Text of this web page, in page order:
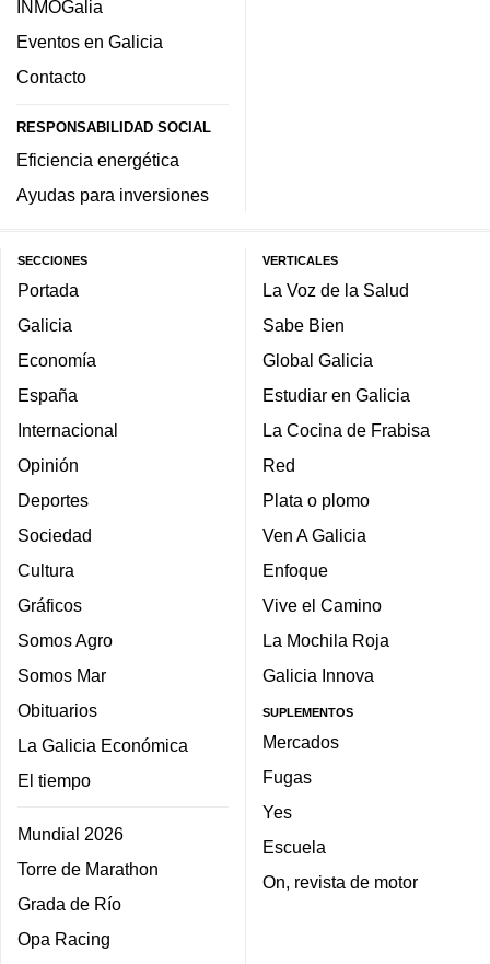
INMOGalia
Eventos en Galicia
Contacto
RESPONSABILIDAD SOCIAL
Eficiencia energética
Ayudas para inversiones
SECCIONES
Portada
Galicia
Economía
España
Internacional
Opinión
Deportes
Sociedad
Cultura
Gráficos
Somos Agro
Somos Mar
Obituarios
La Galicia Económica
El tiempo
Mundial 2026
Torre de Marathon
Grada de Río
Opa Racing
VERTICALES
La Voz de la Salud
Sabe Bien
Global Galicia
Estudiar en Galicia
La Cocina de Frabisa
Red
Plata o plomo
Ven A Galicia
Enfoque
Vive el Camino
La Mochila Roja
Galicia Innova
SUPLEMENTOS
Mercados
Fugas
Yes
Escuela
On, revista de motor